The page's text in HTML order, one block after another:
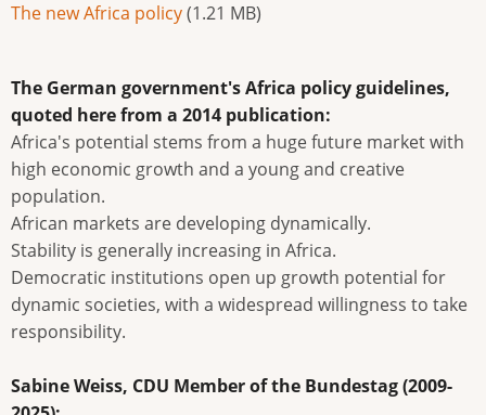
Document
The new Africa policy(1.21 MB)
The German government's Africa policy guidelines,
quoted here from a 2014 publication:
Africa's potential stems from a huge future market with
high economic growth and a young and creative
population.
African markets are developing dynamically.
Stability is generally increasing in Africa.
Democratic institutions open up growth potential for
dynamic societies, with a widespread willingness to take
responsibility.
Sabine Weiss, CDU Member of the Bundestag (2009-